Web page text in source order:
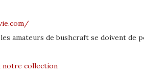
amateurs de bushcraft se doivent de
notre collection